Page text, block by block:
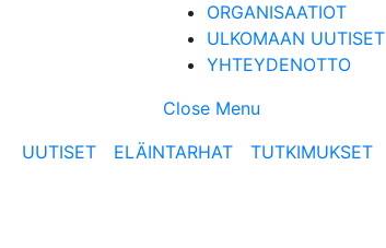
ORGANISAATIOT
ULKOMAAN UUTISET
YHTEYDENOTTO
Close Menu
UUTISET ELÄINTARHAT TUTKIMUKSET